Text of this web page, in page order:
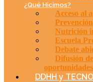
¿Qué Hicimos?
Acceso al
Nutrición
Escuela
Debate
Difusión
DDHH y